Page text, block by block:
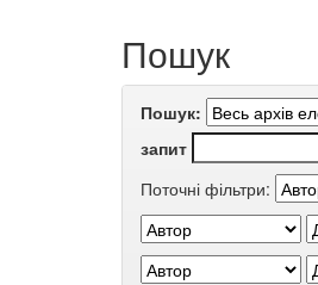
Пошук
Пошук:
запит
Поточні фільтри: